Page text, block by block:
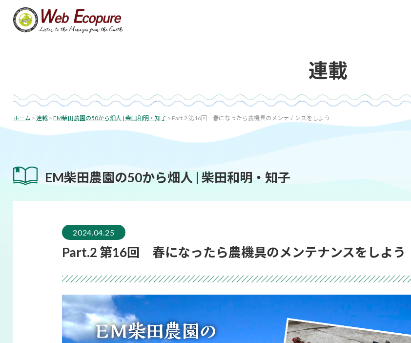
連載
ホーム > 連載> EM柴田農園の50から畑人 | 柴田和明・知子> Part.2 第16回 春になったら農機具のメンテナンスをしよう
EM柴田農園の50から畑人 | 柴田和明・知子
2024.04.25
Part.2 第16回 春になったら農機具のメンテナンスをしよう
投
稿
シ
ョ